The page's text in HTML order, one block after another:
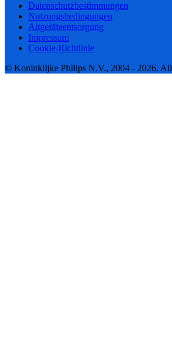
Datenschutzbestimmungen
Nutzungsbedingungen
Altgeräteentsorgung
Impressum
Cookie-Richtlinie
© Koninklijke Philips N.V., 2004 - 2026.